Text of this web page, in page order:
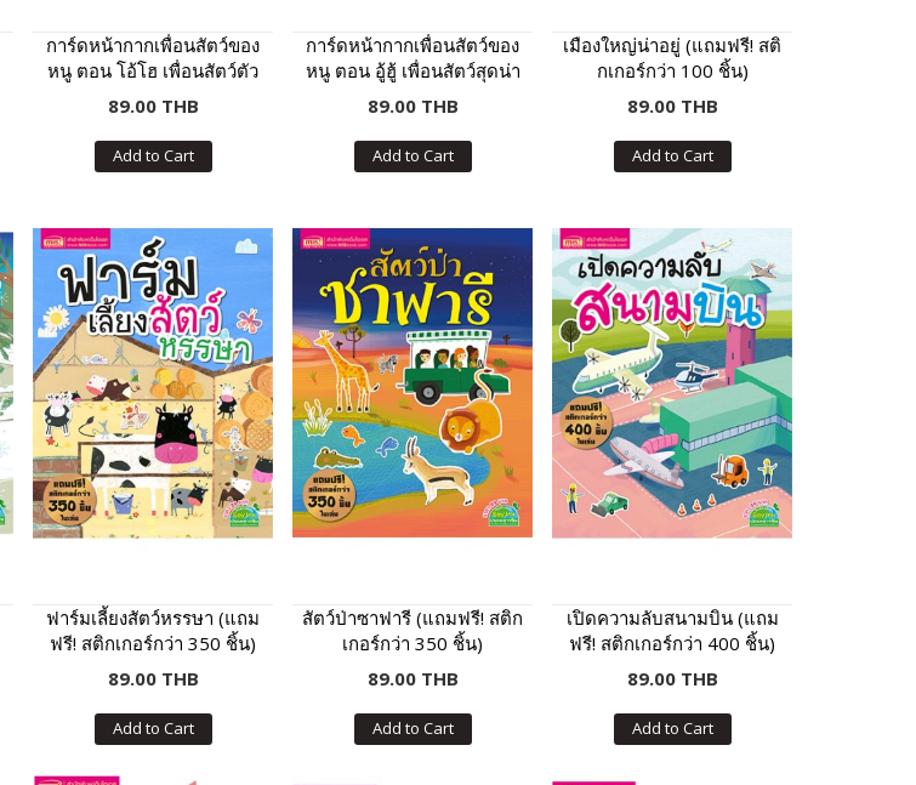
การ์ดหน้ากากเพื่อนสัตว์ของ
หนู ตอน โอ้โฮ เพื่อนสัตว์ตัว
โต๊โต
89.00 THB
Add to Cart
การ์ดหน้ากากเพื่อนสัตว์ของ
หนู ตอน อู้ฮู้ เพื่อนสัตว์สุดน่า
รัก
89.00 THB
Add to Cart
เมืองใหญ่น่าอยู่ (แถมฟรี! สติ
กเกอร์กว่า 100 ชิ้น)
89.00 THB
Add to Cart
ฟาร์มเลี้ยงสัตว์หรรษา (แถม
ฟรี! สติกเกอร์กว่า 350 ชิ้น)
89.00 THB
Add to Cart
สัตว์ป่าซาฟารี (แถมฟรี! สติก
เกอร์กว่า 350 ชิ้น)
89.00 THB
Add to Cart
เปิดความลับสนามบิน (แถม
ฟรี! สติกเกอร์กว่า 400 ชิ้น)
89.00 THB
Add to Cart